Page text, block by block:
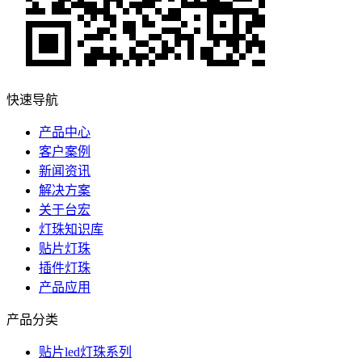
快速导航
产品中心
客户案例
新闻资讯
解决方案
关于台宏
灯珠知识库
贴片灯珠
插件灯珠
产品应用
产品分类
贴片led灯珠系列